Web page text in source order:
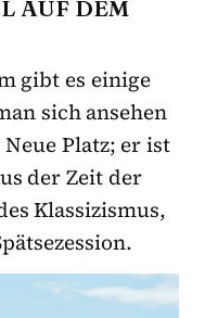
AUF DEM
gibt es einige
sich ansehen
Platz; er ist
der Zeit der
Klassizismus,